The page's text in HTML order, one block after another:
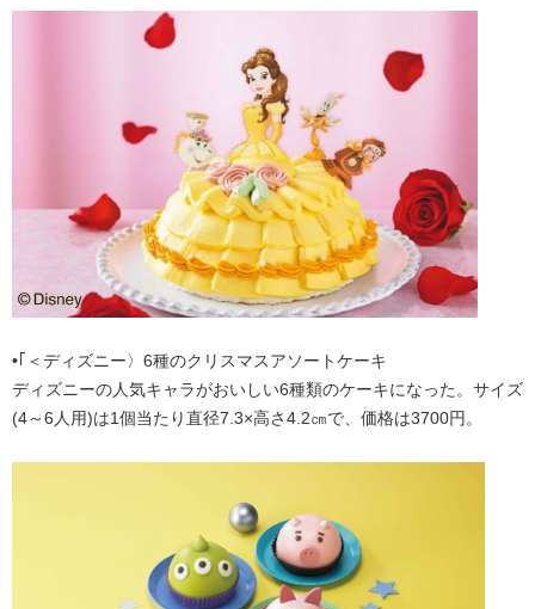
•｢＜ディズニー〉6種のクリスマスアソートケーキ
ディズニーの⼈気キャラがおいしい6種類のケーキになった。サイズ
(4～6人用)は1個当たり直径7.3×高さ4.2㎝で、価格は3700円。